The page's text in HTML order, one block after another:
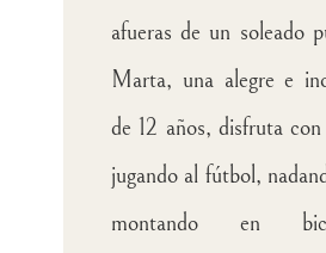
afueras de un soleado
Marta, una alegre e
de 12 años, disfruta con
jugando al fútbol,
montando en